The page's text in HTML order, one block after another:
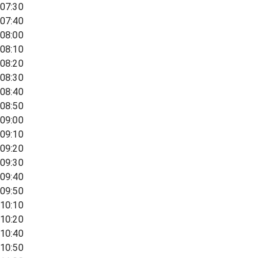
07:30
07:40
08:00
08:10
08:20
08:30
08:40
08:50
09:00
09:10
09:20
09:30
09:40
09:50
10:10
10:20
10:40
10:50